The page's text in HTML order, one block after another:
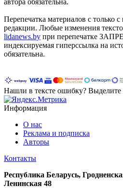
Перепечатка материалов c только
редакции. Любые изменения
lidanews.by при перепечатке
индексируемая гиперссылка на
обязательна.
Нашли в тексте ошибку?
Информация
О нас
Реклама и подписка
Авторы
Контакты
Республика Беларусь,
Ленинская 48